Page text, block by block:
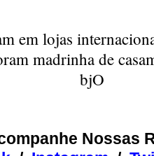
em lojas
madrinha de
bjO
Nossas